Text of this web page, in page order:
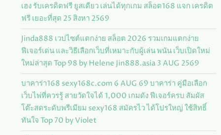
เฮง รับเครดิตฟรี ยูสเดียว เล่นได้ทุกเกม สล็อต168 แจก เครดิต
ฟรี เยอะที่สุด 25 สิงหา 2569
Jinda888 เวปไซต์แตกง่าย สล็อต 2026 รวมเกมแตกง่าย
ฟีเจอร์เด่น และวิธีเลือกเว็บที่เหมาะกับผู้เล่น พนัน เว็บเปิดใหม่
ใหม่ล่าสุด Top 98 by Helene Jin888.asia 3 AUG 2569
บาคาร่า168 sexy168c.com 6 AUG 69 บาคาร่า คู่มือเลือก
เว็บไพ่ที่ควรรู้ สายวัดใจได้ 1,000 เกมดัง ฟีเจอร์ครบ สัมผัส
โต๊ะสดระดับพรีเมียม sexy168 สมัครไว ได้โปรใหญ่ ใช้สิทธิ์
ทันใจ Top 70 by Violet